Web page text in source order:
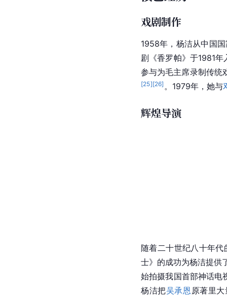
戏剧制作
1958年，杨洁从中国
剧《香罗帕》于1981年
参与为毛主席录制传统
[25][26] 。1979年，她与
辉煌导演
随着二十世纪八十年
士》的成功为杨洁提供
始拍摄我国首部神话电
杨洁把吴承恩原著里